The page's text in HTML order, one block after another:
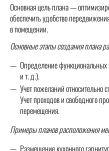
Основная цель плана —
обеспечить удобство
в помещении.
Основные этапы создания плана
Определение функциональных
и т. д.).
Учет пожеланий относительно
Учет проходов и свободного
перемещения.
Примеры планов расположения
Размещение кухонного